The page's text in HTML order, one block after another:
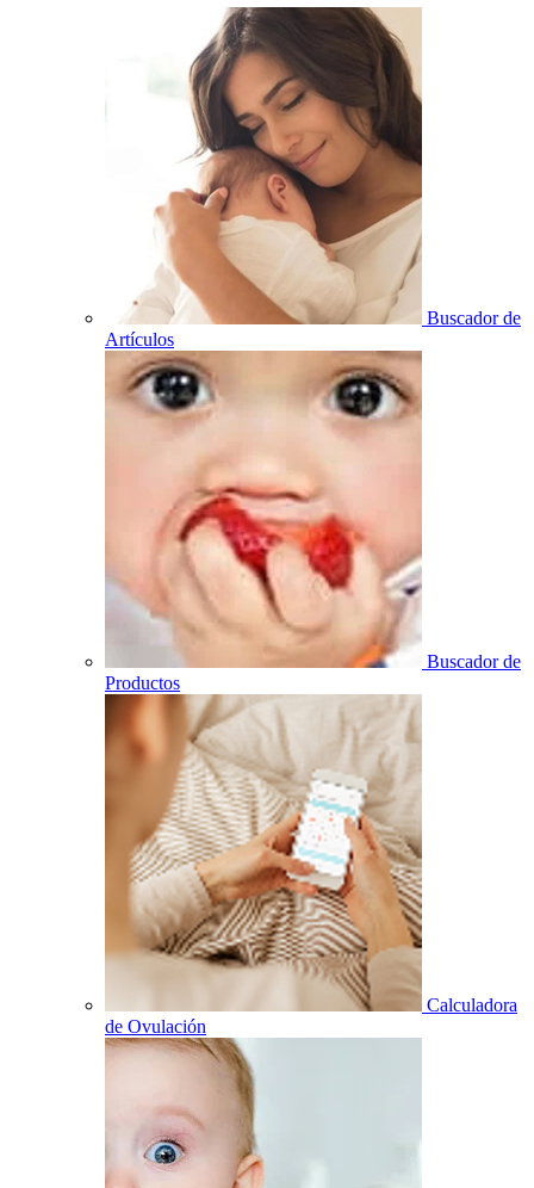
Buscador de
Artículos
Buscador de
Productos
Calculadora
de Ovulación